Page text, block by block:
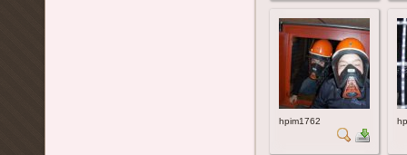
hpim1762